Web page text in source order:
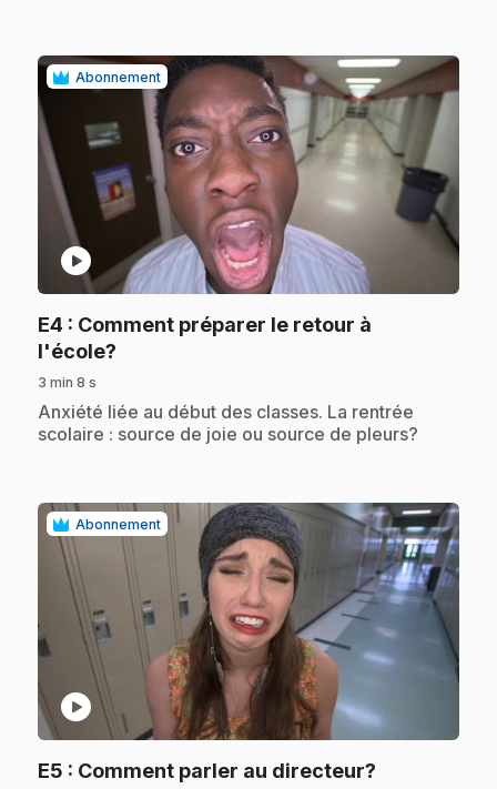
Abonnement
play_circle
E4 : Comment préparer le retour à
l'école?
3 min 8 s
.Anxiété liée au début des classes. La rentrée
scolaire : source de joie ou source de pleurs?
Abonnement
play_circle
E5 : Comment parler au directeur?